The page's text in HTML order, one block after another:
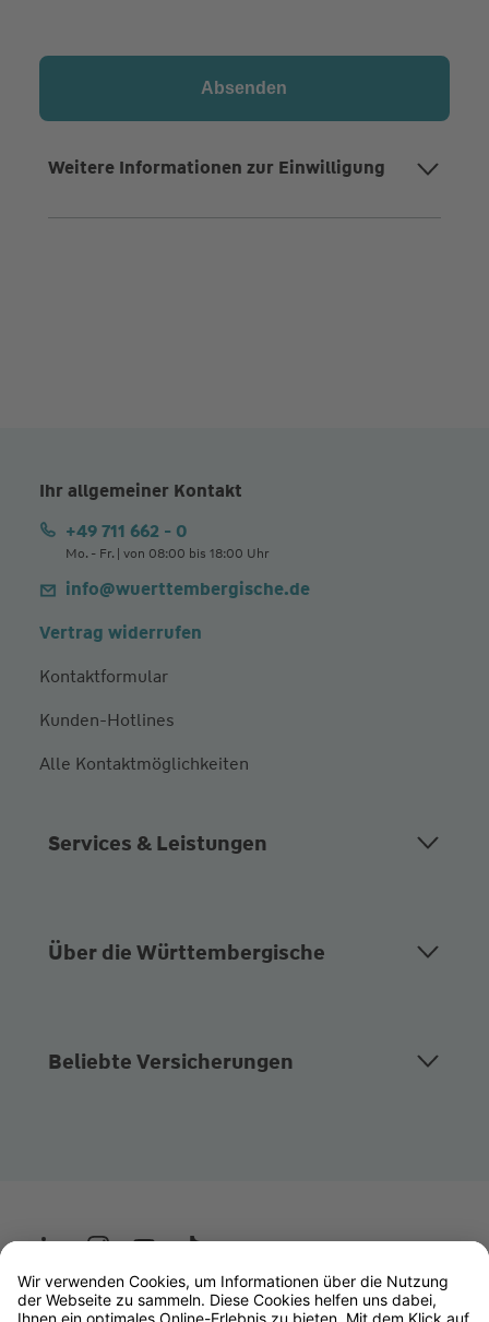
Weitere Informationen zur Einwilligung
Ihr allgemeiner Kontakt
+49 711 662 - 0
Mo. - Fr. | von 08:00 bis 18:00 Uhr
info@wuerttembergische.de
Vertrag widerrufen
Kontaktformular
Kunden-Hotlines
Alle Kontaktmöglichkeiten
Services & Leistungen
Über die Württembergische
Beliebte Versicherungen
Wüstenrot